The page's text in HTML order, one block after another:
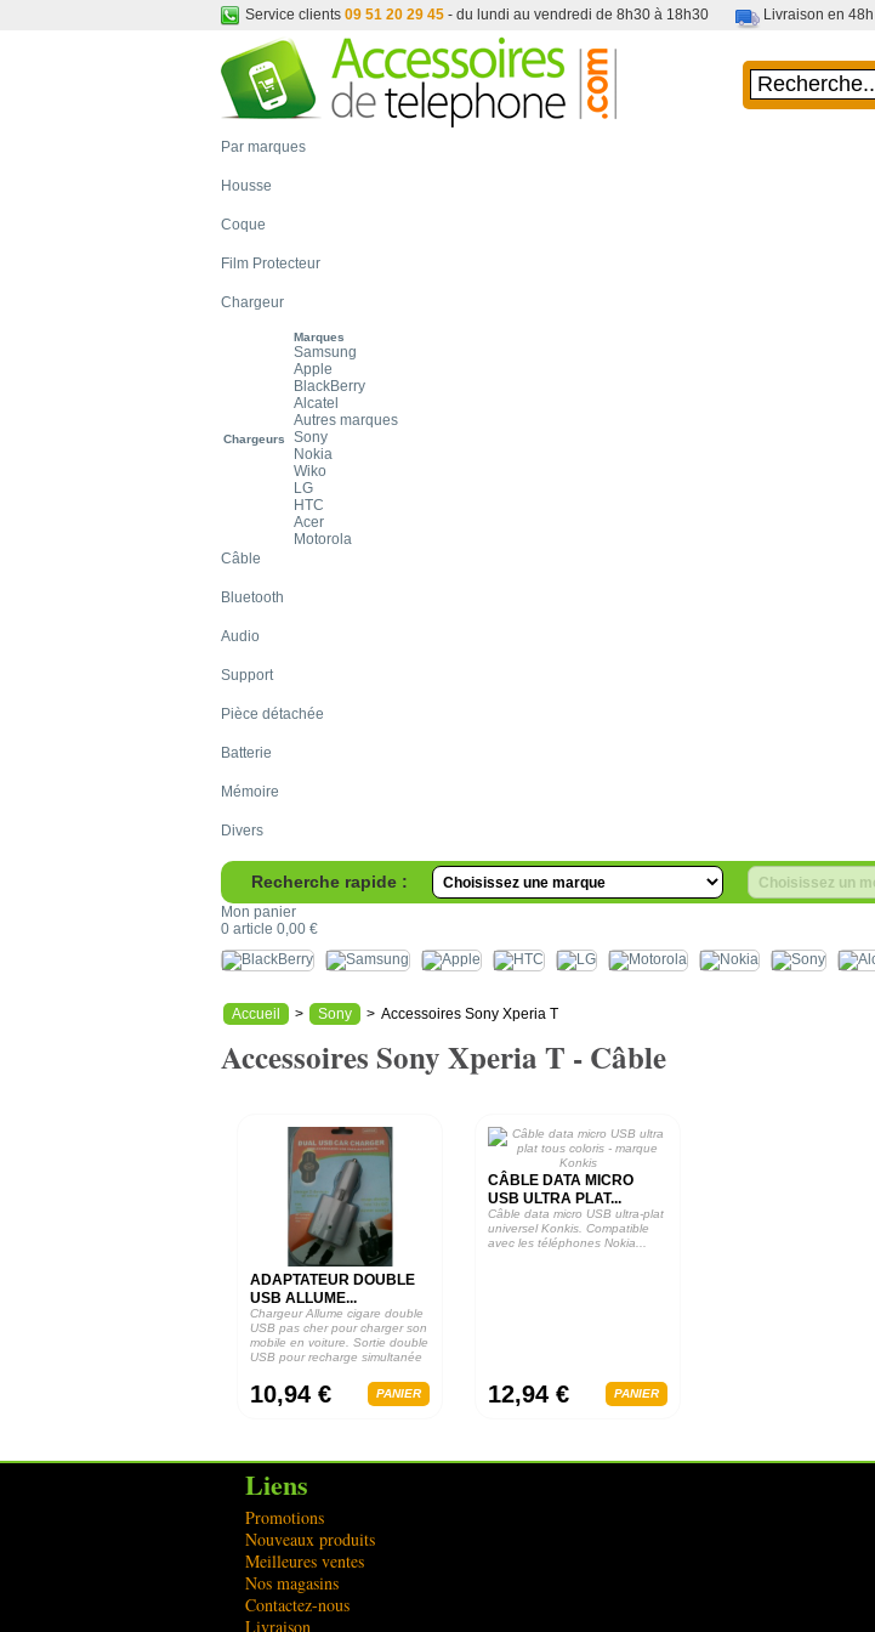
Par marques
Housse
Coque
Film Protecteur
Chargeur
Chargeurs
Marques
Samsung
Apple
BlackBerry
Alcatel
Autres marques
Sony
Nokia
Wiko
LG
HTC
Acer
Motorola
Câble
Bluetooth
Audio
Support
Pièce détachée
Batterie
Mémoire
Divers
Recherche rapide :
Mon panier
0 article 0,00 €
Accueil > Sony > Accessoires Sony Xperia T
Accessoires Sony Xperia T - Câble
ADAPTATEUR DOUBLE
USB ALLUME...
Chargeur Allume cigare double
USB pas cher pour charger son
mobile en voiture. Sortie double
USB pour recharge simultanée
10,94 € PANIER
CÂBLE DATA MICRO
USB ULTRA PLAT...
Câble data micro USB ultra-plat
universel Konkis. Compatible
avec les téléphones Nokia...
12,94 € PANIER
Liens
Promotions
Nouveaux produits
Meilleures ventes
Nos magasins
Contactez-nous
Livraison
Service clients 09 51 20 29 45 - du lundi au vendredi de 8h30 à 18h30 Livraison en 48h